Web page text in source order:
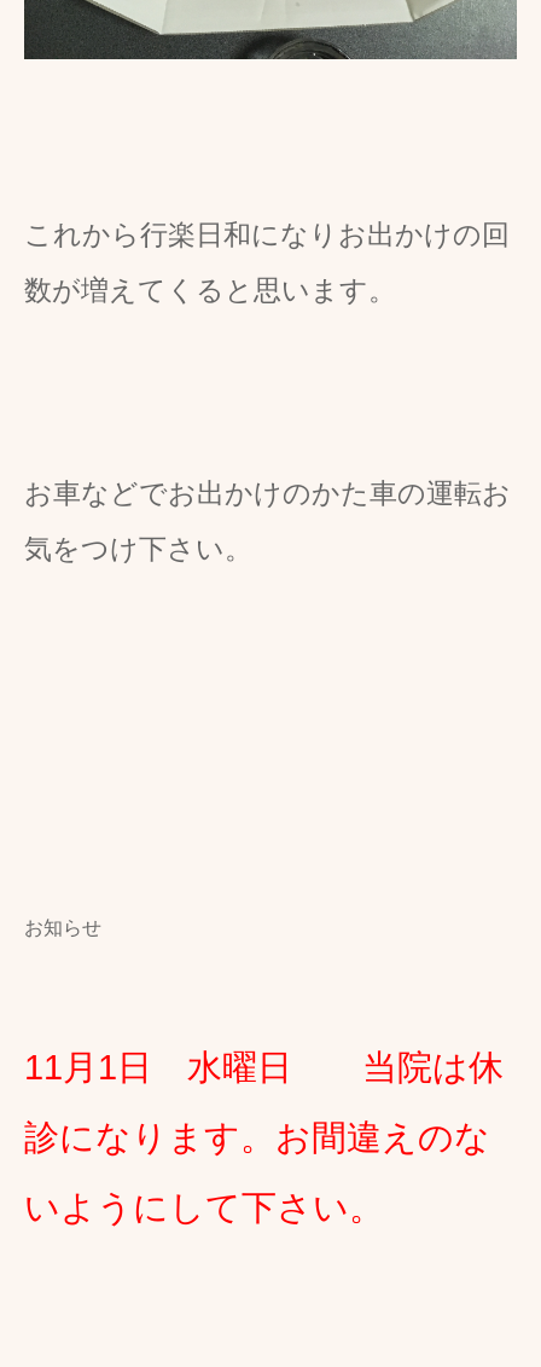
これから行楽日和になりお出かけの回
数が増えてくると思います。
お車などでお出かけのかた車の運転お
気をつけ下さい。
お知らせ
11月1日 水曜日 当院は休
診になります。お間違えのな
いようにして下さい。